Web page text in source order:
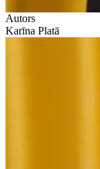
Autors
Karīna Platā